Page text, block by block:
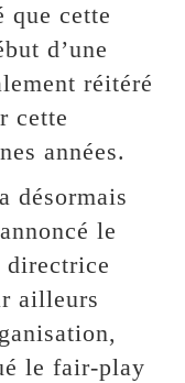
que cette
d’une
réitéré
cette
années.
désormais
le
directrice
ailleurs
le fair-play